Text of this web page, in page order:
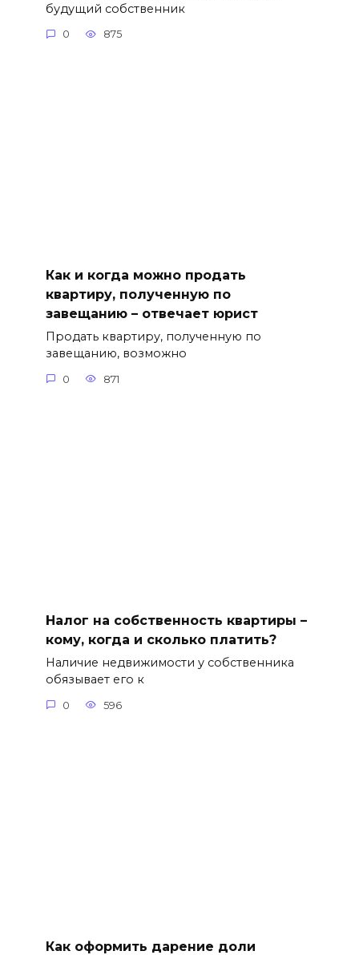
будущий собственник
0 875
Как и когда можно продать
квартиру, полученную по
завещанию – отвечает юрист
Продать квартиру, полученную по
завещанию, возможно
0 871
Налог на собственность квартиры –
кому, когда и сколько платить?
Наличие недвижимости у собственника
обязывает его к
0 596
Как оформить дарение доли